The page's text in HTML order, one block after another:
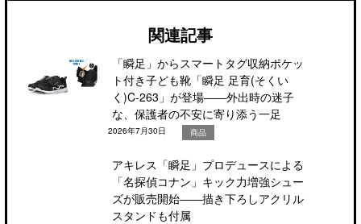
関連記事
「瞬足」からスマートタグ収納ポケッ
ト付き子ども靴「瞬足 足育(そくい
く)C-263」が登場――外出時の迷子
な、保護者の不安に寄り添う一足
2026年7月30日 商品
アキレス「瞬足」プロデュースによる
「名探偵コナン」キック力増強シュー
ズが販売開始――描き下ろしアクリル
スタンドも付属